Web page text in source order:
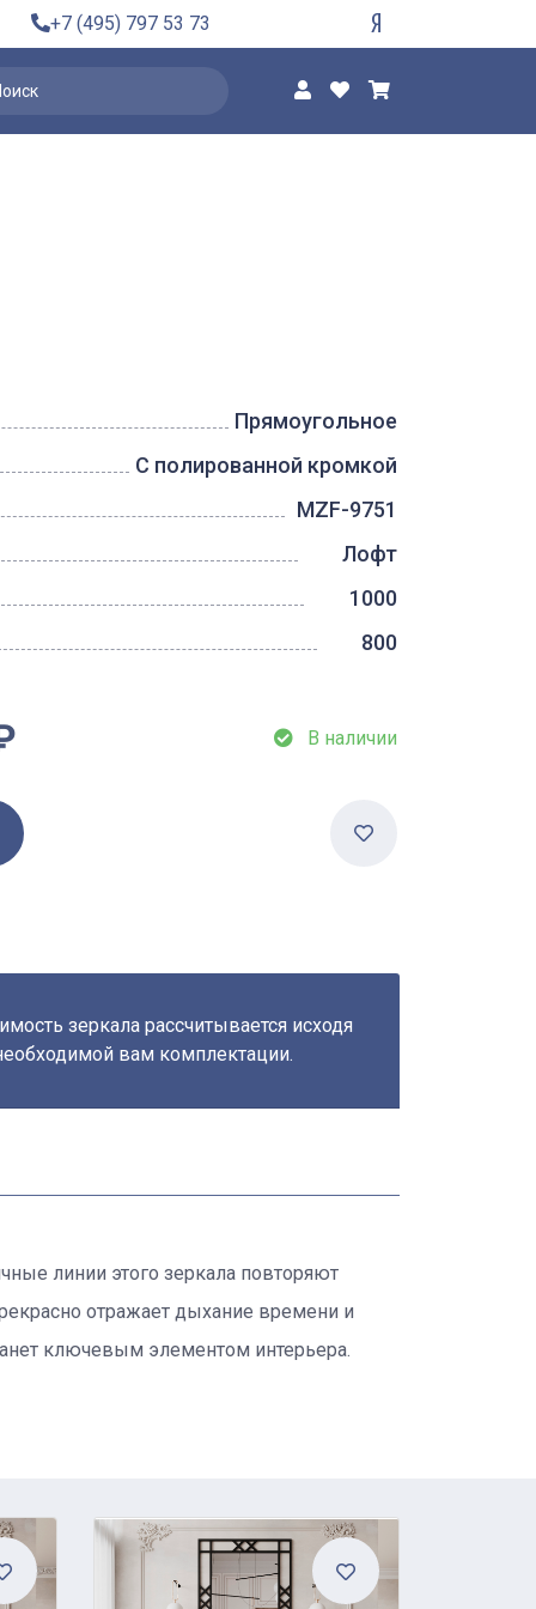
+7 (495) 797 53 73
Прямоугольное
С полированной кромкой
MZF-9751
Лофт
1000
800
В наличии
зеркала рассчитывается исходя
вам комплектации.
линии этого зеркала повторяют
отражает дыхание времени и
ключевым элементом интерьера.